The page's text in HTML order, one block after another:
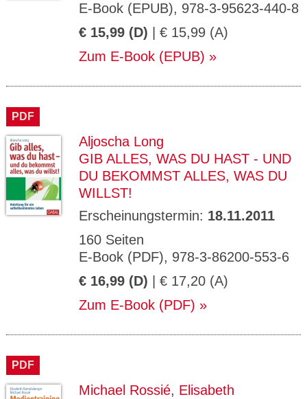
E-Book (EPUB), 978-3-95623-440-8
€ 15,99 (D) | € 15,99 (A)
Zum E-Book (EPUB)
PDF
Aljoscha Long
GIB ALLES, WAS DU HAST - UND
DU BEKOMMST ALLES, WAS DU
WILLST!
Erscheinungstermin: 18.11.2011
160 Seiten
E-Book (PDF), 978-3-86200-553-6
€ 16,99 (D) | € 17,20 (A)
Zum E-Book (PDF)
PDF
Michael Rossié, Elisabeth